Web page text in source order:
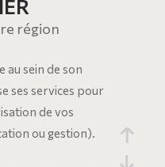
région
au sein de son
ses services pour
de vos
ou gestion).